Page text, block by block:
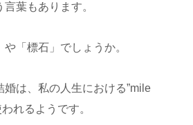
葉もあります。
「標石」でしょうか。
は、私の人生における”mile
れるようです。